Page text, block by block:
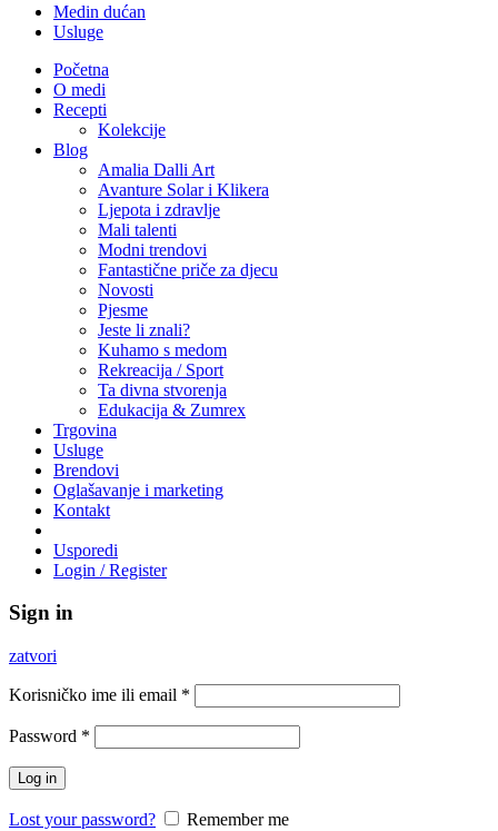
Medin dućan
Usluge
Početna
O medi
Recepti
Kolekcije
Blog
Amalia Dalli Art
Avanture Solar i Klikera
Ljepota i zdravlje
Mali talenti
Modni trendovi
Fantastične priče za djecu
Novosti
Pjesme
Jeste li znali?
Kuhamo s medom
Rekreacija / Sport
Ta divna stvorenja
Edukacija & Zumrex
Trgovina
Usluge
Brendovi
Oglašavanje i marketing
Kontakt
Usporedi
Login / Register
Sign in
zatvori
Korisničko ime ili email *
Password *
Log in
Lost your password?
Remember me